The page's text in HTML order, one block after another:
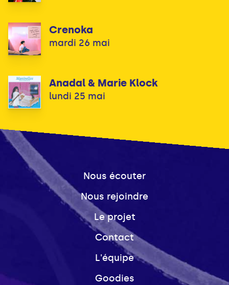
Crenoka
mardi 26 mai
Anadal & Marie Klock
lundi 25 mai
Nous écouter
Nous rejoindre
Le projet
Contact
L'équipe
Goodies